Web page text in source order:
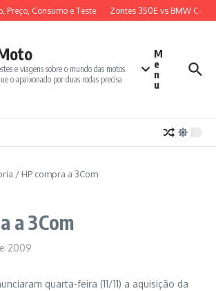
Preço, Consumo e Teste Zontes 350E vs BMW
e viagens sobre o mundo das motos.
o apaixonado por duas rodas precisa
M
e
n
u
/ HP compra a 3Com
a 3Com
2009
quarta-feira (11/11) a aquisição da